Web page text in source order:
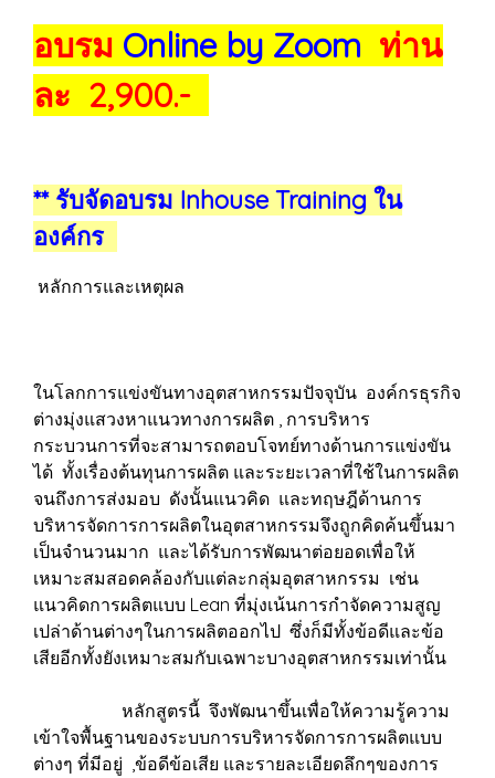
อบรม Online by Zoom ท่าน
ละ 2,900.-
** รับจัดอบรม Inhouse Training ใน
องค์กร
หลักการและเหตุผล
ในโลกการแข่งขันทางอุตสาหกรรมปัจจุบัน องค์กรธุรกิจ
ต่างมุ่งแสวงหาแนวทางการผลิต , การบริหาร
กระบวนการที่จะสามารถตอบโจทย์ทางด้านการแข่งขัน
ได้ ทั้งเรื่องต้นทุนการผลิต และระยะเวลาที่ใช้ในการผลิต
จนถึงการส่งมอบ ดังนั้นแนวคิด และทฤษฎีด้านการ
บริหารจัดการการผลิตในอุตสาหกรรมจึงถูกคิดค้นขึ้นมา
เป็นจำนวนมาก และได้รับการพัฒนาต่อยอดเพื่อให้
เหมาะสมสอดคล้องกับแต่ละกลุ่มอุตสาหกรรม เช่น
แนวคิดการผลิตแบบ Lean ที่มุ่งเน้นการกำจัดความสูญ
เปล่าด้านต่างๆในการผลิตออกไป ซึ่งก็มีทั้งข้อดีและข้อ
เสียอีกทั้งยังเหมาะสมกับเฉพาะบางอุตสาหกรรมเท่านั้น
หลักสูตรนี้ จึงพัฒนาขึ้นเพื่อให้ความรู้ความ
เข้าใจพื้นฐานของระบบการบริหารจัดการการผลิตแบบ
ต่างๆ ที่มีอยู่ ,ข้อดีข้อเสีย และรายละเอียดลึกๆของการ